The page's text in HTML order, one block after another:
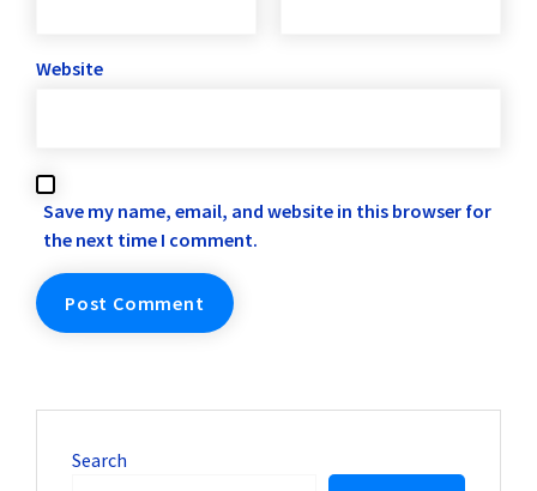
Website
Save my name, email, and website in this browser for
the next time I comment.
Search